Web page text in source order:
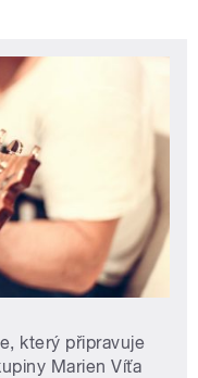
který připravuje
Marien Víťa